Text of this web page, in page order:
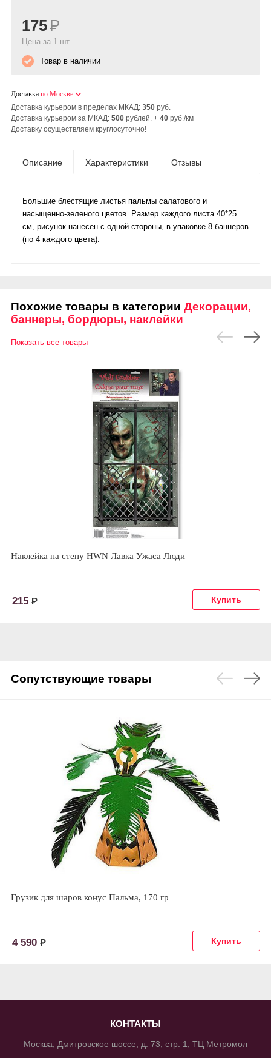
175Р
Цена за 1 шт.
Товар в наличии
Доставка по Москве
Доставка курьером в пределах МКАД: 350 руб.
Доставка курьером за МКАД: 500 рублей. + 40 руб./км
Доставку осуществляем круглосуточно!
Описание Характеристики Отзывы
Большие блестящие листья пальмы салатового и
насыщенно-зеленого цветов. Размер каждого листа 40*25
см, рисунок нанесен с одной стороны, в упаковке 8 баннеров
(по 4 каждого цвета).
Похожие товары в категории Декорации,
баннеры, бордюры, наклейки
Показать все товары
Наклейка на стену HWN Лавка Ужаса Люди
215 Р
Сопутствующие товары
Грузик для шаров конус Пальма, 170 гр
4 590 Р
КОНТАКТЫ
Москва, Дмитровское шоссе, д. 73, стр. 1, ТЦ Метромол